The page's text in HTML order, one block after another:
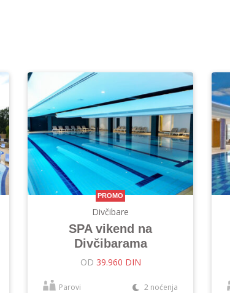
PROMO
Divčibare
SPA vikend na
Divčibarama
OD 39.960 DIN
Parovi 2 noćenja